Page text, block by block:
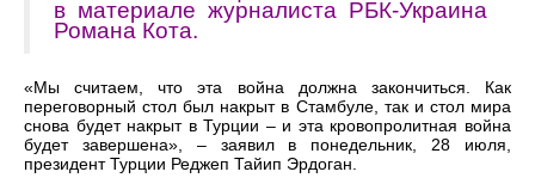
в материале журналиста РБК-Украина
Романа Кота.
«Мы считаем, что эта война должна закончиться. Как
переговорный стол был накрыт в Стамбуле, так и стол мира
снова будет накрыт в Турции – и эта кровопролитная война
будет завершена», – заявил в понедельник, 28 июля,
президент Турции Реджеп Тайип Эрдоган.